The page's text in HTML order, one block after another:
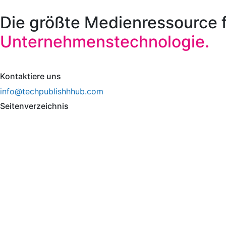
Die größte Medienressource
Unternehmenstechnologie.
Kontaktiere uns
info@techpublishhhub.com
Seitenverzeichnis